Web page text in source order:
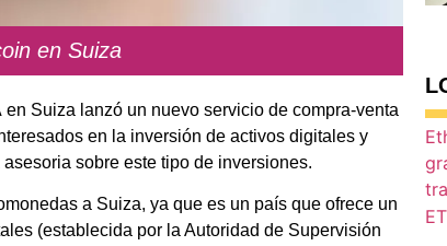
en Suiza
en Suiza lanzó un nuevo servicio de compra-venta
en la inversión de activos digitales y
sobre este tipo de inversiones.
a Suiza, ya que es un país que ofrece un
(establecida por la Autoridad de Supervisión